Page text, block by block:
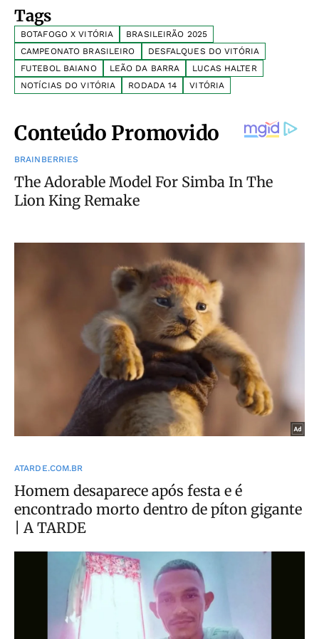
Tags
BOTAFOGO X VITÓRIA
BRASILEIRÃO 2025
CAMPEONATO BRASILEIRO
DESFALQUES DO VITÓRIA
FUTEBOL BAIANO
LEÃO DA BARRA
LUCAS HALTER
NOTÍCIAS DO VITÓRIA
RODADA 14 VITÓRIA